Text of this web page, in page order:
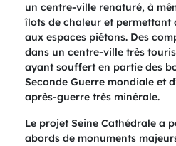
un centre-ville renaturé, à
îlots de chaleur et permettant
aux espaces piétons. Des
dans un centre-ville très
ayant souffert en partie des
Seconde Guerre mondiale et
après-guerre très minérale.
Le projet Seine Cathédrale a
abords de monuments